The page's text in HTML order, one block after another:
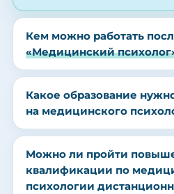
Кем можно работать
«Медицинский
Какое образование
на медицинского
Можно ли пройти
квалификации по
психологии